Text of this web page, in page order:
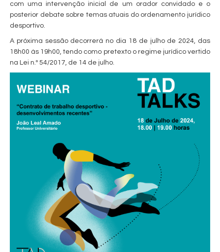
com uma intervenção inicial de um orador convidado e o
posterior debate sobre temas atuais do ordenamento jurídico
desportivo.
A próxima sessão decorrerá no dia 18 de julho de 2024, das
18h00 às 19h00, tendo como pretexto o regime jurídico vertido
na Lei n.º 54/2017, de 14 de julho.